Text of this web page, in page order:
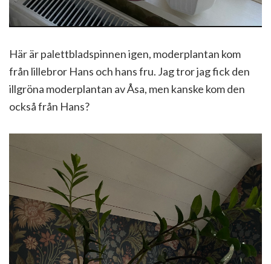
Här är palettbladspinnen igen, moderplantan kom
från lillebror Hans och hans fru. Jag tror jag fick den
illgröna moderplantan av Åsa, men kanske kom den
också från Hans?